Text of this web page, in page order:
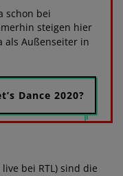
schon bei
steigen hier
als Außenseiter in
Dance 2020?
bei RTL) sind die